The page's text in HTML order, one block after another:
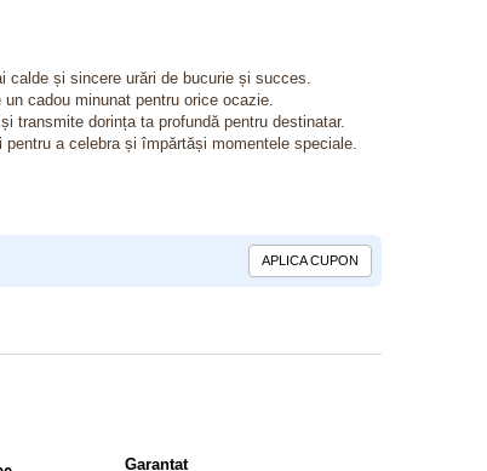
calde și sincere urări de bucurie și succes.
cadou minunat pentru orice ocazie.
transmite dorința ta profundă pentru destinatar.
a celebra și împărtăși momentele speciale.
APLICA CUPON
Garantat